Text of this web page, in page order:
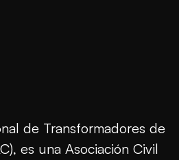
de Transformadores de
es una Asociación Civil